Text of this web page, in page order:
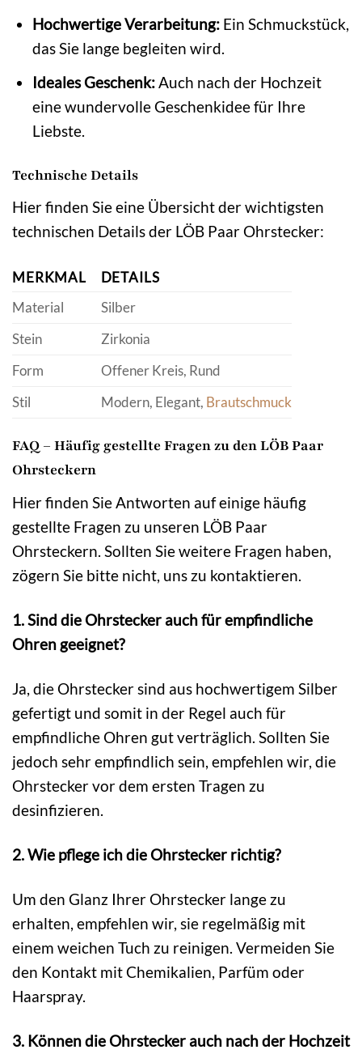
Hochwertige Verarbeitung:Ein Schmuckstück,
das Sie lange begleiten wird.
Ideales Geschenk:Auch nach der Hochzeit
eine wundervolle Geschenkidee für Ihre
Liebste.
Technische Details
Hier finden Sie eine Übersicht der wichtigsten
technischen Details der LÖB Paar Ohrstecker:
MERKMAL
DETAILS
Material
Silber
Stein
Zirkonia
Form
Offener Kreis, Rund
Stil
Modern, Elegant, Brautschmuck
FAQ – Häufig gestellte Fragen zu den LÖB Paar
Ohrsteckern
Hier finden Sie Antworten auf einige häufig
gestellte Fragen zu unseren LÖB Paar
Ohrsteckern. Sollten Sie weitere Fragen haben,
zögern Sie bitte nicht, uns zu kontaktieren.
1. Sind die Ohrstecker auch für empfindliche
Ohren geeignet?
Ja, die Ohrstecker sind aus hochwertigem Silber
gefertigt und somit in der Regel auch für
empfindliche Ohren gut verträglich. Sollten Sie
jedoch sehr empfindlich sein, empfehlen wir, die
Ohrstecker vor dem ersten Tragen zu
desinfizieren.
2. Wie pflege ich die Ohrstecker richtig?
Um den Glanz Ihrer Ohrstecker lange zu
erhalten, empfehlen wir, sie regelmäßig mit
einem weichen Tuch zu reinigen. Vermeiden Sie
den Kontakt mit Chemikalien, Parfüm oder
Haarspray.
3. Können die Ohrstecker auch nach der Hochzeit